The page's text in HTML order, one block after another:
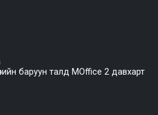
баруун талд MOffice 2 давхарт